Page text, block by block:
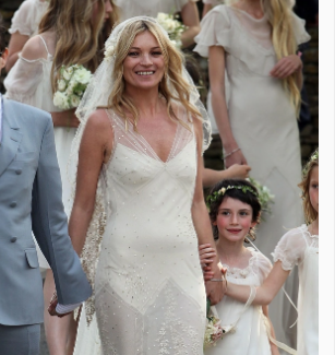
ЗА НАС
Условия за
ползване
За нас
Реклама
Политика за
поверителност
ModerenDom